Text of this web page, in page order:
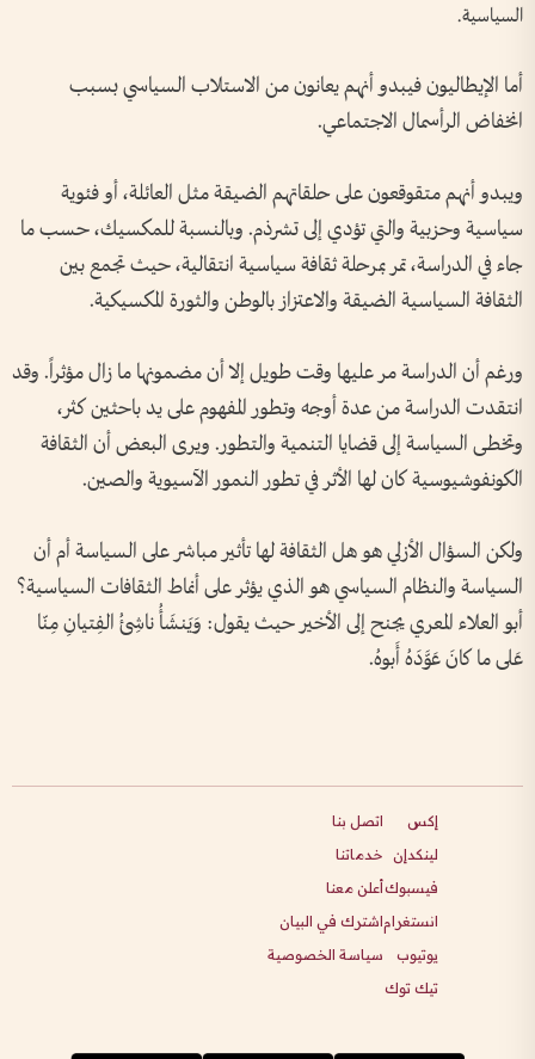
السياسية.
أما الإيطاليون فيبدو أنهم يعانون من الاستلاب السياسي بسبب
انخفاض الرأسمال الاجتماعي.
ويبدو أنهم متقوقعون على حلقاتهم الضيقة مثل العائلة، أو فئوية
سياسية وحزبية والتي تؤدي إلى تشرذم. وبالنسبة للمكسيك، حسب ما
جاء في الدراسة، تمر بمرحلة ثقافة سياسية انتقالية، حيث تجمع بين
الثقافة السياسية الضيقة والاعتزاز بالوطن والثورة المكسيكية.
ورغم أن الدراسة مر عليها وقت طويل إلا أن مضمونها ما زال مؤثراً. وقد
انتقدت الدراسة من عدة أوجه وتطور المفهوم على يد باحثين كثر،
وتخطى السياسة إلى قضايا التنمية والتطور. ويرى البعض أن الثقافة
الكونفوشيوسية كان لها الأثر في تطور النمور الآسيوية والصين.
ولكن السؤال الأزلي هو هل الثقافة لها تأثير مباشر على السياسة أم أن
السياسة والنظام السياسي هو الذي يؤثر على أنماط الثقافات السياسية؟
أبو العلاء المعري يجنح إلى الأخير حيث يقول: وَيَنشَأُ ناشِئُ الفِتيانِ مِنّا
عَلى ما كانَ عَوَّدَهُ أَبوهُ.
إكس
لينكدإن
فيسبوك
انستغرام
يوتيوب
تيك توك
اتصل بنا
خدماتنا
أعلن معنا
اشترك في البيان
سياسة الخصوصية